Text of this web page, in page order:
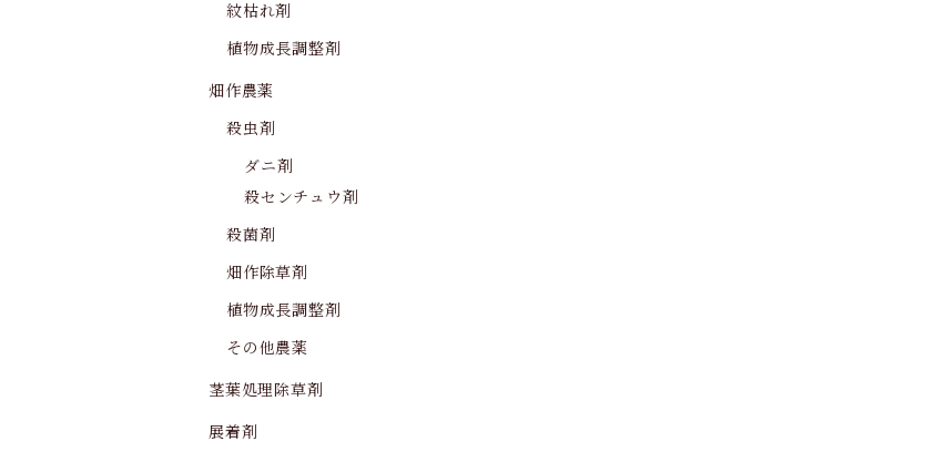
紋枯れ剤
植物成長調整剤
畑作農薬
殺虫剤
ダニ剤
殺センチュウ剤
殺菌剤
畑作除草剤
植物成長調整剤
その他農薬
茎葉処理除草剤
展着剤